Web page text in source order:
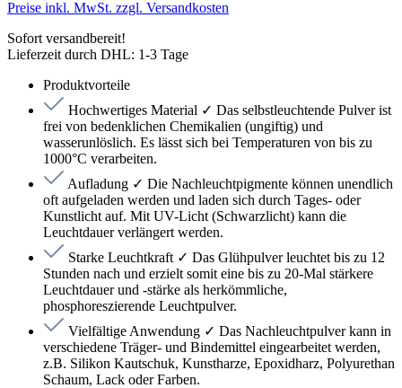
Preise inkl. MwSt. zzgl. Versandkosten
Sofort versandbereit!
Lieferzeit durch DHL: 1-3 Tage
Produktvorteile
Hochwertiges Material ✓ Das selbstleuchtende Pulver ist
frei von bedenklichen Chemikalien (ungiftig) und
wasserunlöslich. Es lässt sich bei Temperaturen von bis zu
1000°C verarbeiten.
Aufladung ✓ Die Nachleuchtpigmente können unendlich
oft aufgeladen werden und laden sich durch Tages- oder
Kunstlicht auf. Mit UV-Licht (Schwarzlicht) kann die
Leuchtdauer verlängert werden.
Starke Leuchtkraft ✓ Das Glühpulver leuchtet bis zu 12
Stunden nach und erzielt somit eine bis zu 20-Mal stärkere
Leuchtdauer und -stärke als herkömmliche,
phosphoreszierende Leuchtpulver.
Vielfältige Anwendung ✓ Das Nachleuchtpulver kann in
verschiedene Träger- und Bindemittel eingearbeitet werden,
z.B. Silikon Kautschuk, Kunstharze, Epoxidharz, Polyurethan
Schaum, Lack oder Farben.